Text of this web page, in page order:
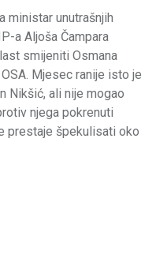
ministar unutrašnjih
a Aljoša Čampara
smijeniti Osmana
Mjesec ranije isto je
Nikšić, ali nije mogao
njega pokrenuti
prestaje špekulisati oko